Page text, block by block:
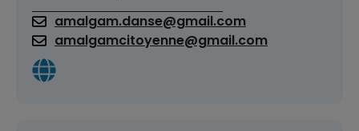
amalgam.danse@gmail.com
amalgamcitoyenne@gmail.com